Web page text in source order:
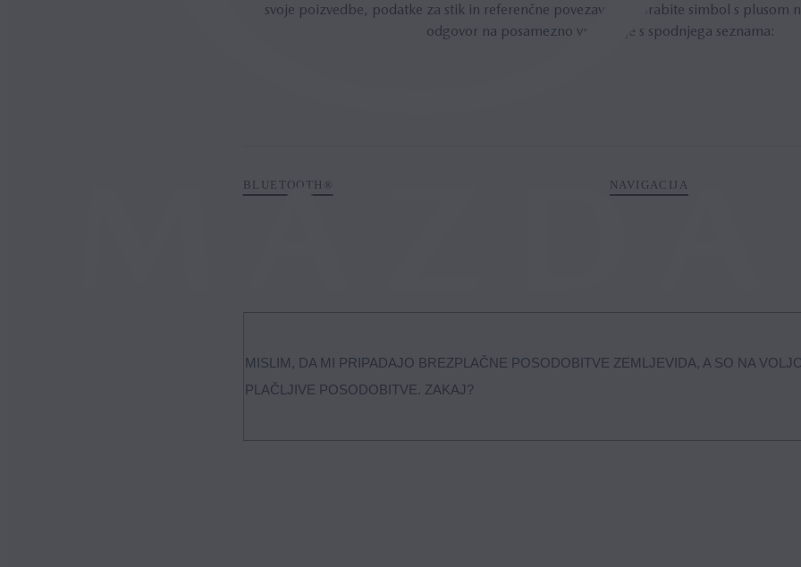
svoje poizvedbe, podatke za stik in referenčne povezave. Uporabite simbol s plusom
odgovor na posamezno vprašanje s spodnjega seznama:
BLUETOOTH® NAVIGACIJA
MISLIM, DA MI PRIPADAJO BREZPLAČNE POSODOBITVE ZEMLJEVIDA, A SO NA
PLAČLJIVE POSODOBITVE. ZAKAJ?